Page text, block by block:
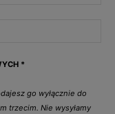
*
go wyłącznie do
trzecim. Nie wysyłamy